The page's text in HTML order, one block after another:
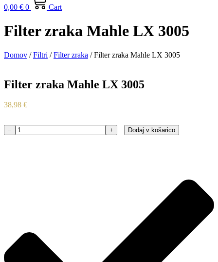
0,00 € 0 Cart
Filter zraka Mahle LX 3005
Domov /Filtri /Filter zraka / Filter zraka Mahle LX 3005
Filter zraka Mahle LX 3005
38,98 €
Filter
− + Dodaj v košarico